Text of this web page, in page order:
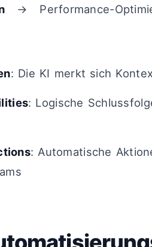
→ Performance-
: Die KI merkt sich
: Logische
: Automatische